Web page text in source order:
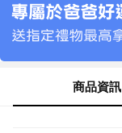
商品資訊